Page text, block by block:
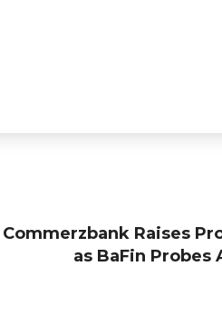
Commerzbank Raises
as BaFin Probes